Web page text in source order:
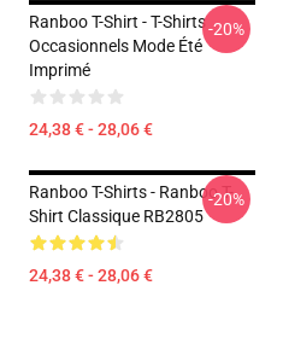
Ranboo T-Shirt - T-Shirts
Occasionnels Mode Été
Imprimé
24,38 € - 28,06 €
-20%
Ranboo T-Shirts - Ranboo T-
Shirt Classique RB2805
24,38 € - 28,06 €
-20%